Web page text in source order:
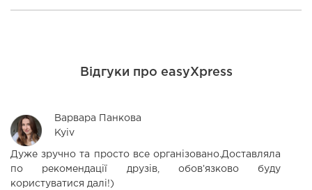
Відгуки про easyXpress
Варвара Панкова
Kyiv
Дуже зручно та просто все організовано.Доставляла
по рекомендації друзів, обовʼязково буду
користуватися далі!)